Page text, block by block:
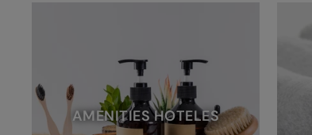
AMENITIES HOTELES